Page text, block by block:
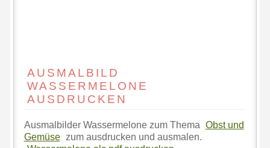
AUSMALBILD
WASSERMELONE
AUSDRUCKEN
Ausmalbilder Wassermelone zum Thema Obst und
Gemüse
zum ausdrucken und ausmalen.